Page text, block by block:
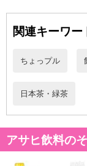
関連キーワー
ちょっプル
日本茶・緑茶
アサヒ飲料の